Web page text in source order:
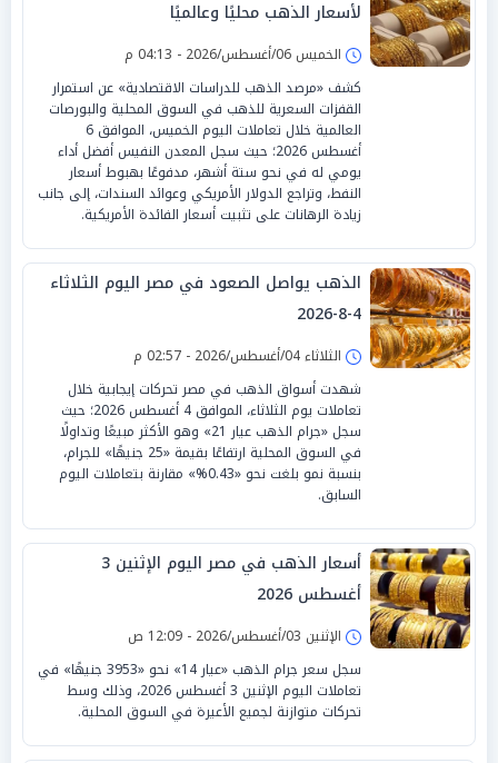
لأسعار الذهب محليًا وعالميًا
الخميس 06/أغسطس/2026 - 04:13 م
كشف «مرصد الذهب للدراسات الاقتصادية» عن استمرار
القفزات السعرية للذهب في السوق المحلية والبورصات
العالمية خلال تعاملات اليوم الخميس، الموافق 6
أغسطس 2026؛ حيث سجل المعدن النفيس أفضل أداء
يومي له في نحو ستة أشهر، مدفوعًا بهبوط أسعار
النفط، وتراجع الدولار الأمريكي وعوائد السندات، إلى جانب
زيادة الرهانات على تثبيت أسعار الفائدة الأمريكية.
الذهب يواصل الصعود في مصر اليوم الثلاثاء
4-8-2026
الثلاثاء 04/أغسطس/2026 - 02:57 م
شهدت أسواق الذهب في مصر تحركات إيجابية خلال
تعاملات يوم الثلاثاء، الموافق 4 أغسطس 2026؛ حيث
سجل «جرام الذهب عيار 21» وهو الأكثر مبيعًا وتداولًا
في السوق المحلية ارتفاعًا بقيمة «25 جنيهًا» للجرام،
بنسبة نمو بلغت نحو «0.43%» مقارنة بتعاملات اليوم
السابق.
أسعار الذهب في مصر اليوم الإثنين 3
أغسطس 2026
الإثنين 03/أغسطس/2026 - 12:09 ص
سجل سعر جرام الذهب «عيار 14» نحو «3953 جنيهًا» في
تعاملات اليوم الإثنين 3 أغسطس 2026، وذلك وسط
تحركات متوازنة لجميع الأعيرة في السوق المحلية.